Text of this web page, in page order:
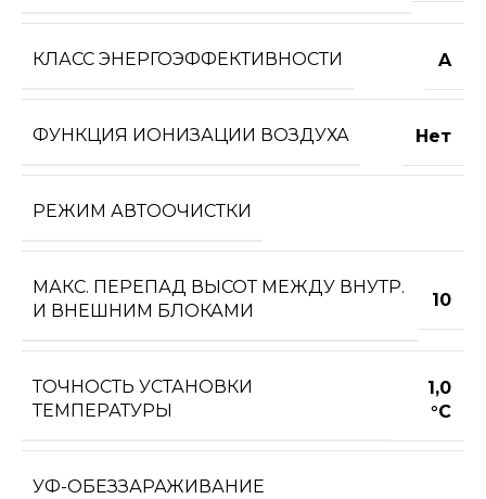
КЛАСС ЭНЕРГОЭФФЕКТИВНОСТИ A
ФУНКЦИЯ ИОНИЗАЦИИ ВОЗДУХА Нет
РЕЖИМ АВТООЧИСТКИ
МАКС. ПЕРЕПАД ВЫСОТ МЕЖДУ ВНУТР.
И ВНЕШНИМ БЛОКАМИ
10
ТОЧНОСТЬ УСТАНОВКИ
ТЕМПЕРАТУРЫ
1,0
°С
УФ-ОБЕЗЗАРАЖИВАНИЕ